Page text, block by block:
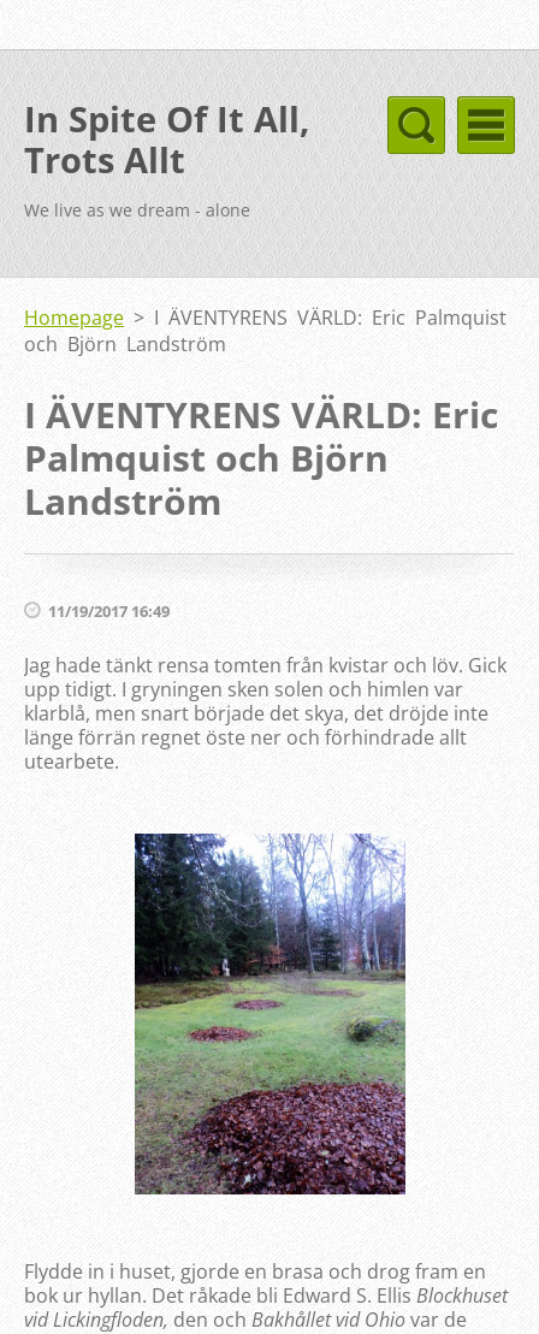
In Spite Of It All,
Trots Allt
We live as we dream - alone
Homepage > I ÄVENTYRENS VÄRLD: Eric Palmquist
och Björn Landström
I ÄVENTYRENS VÄRLD: Eric
Palmquist och Björn
Landström
11/19/2017 16:49
Jag hade tänkt rensa tomten från kvistar och löv. Gick
upp tidigt. I gryningen sken solen och himlen var
klarblå, men snart började det skya, det dröjde inte
länge förrän regnet öste ner och förhindrade allt
utearbete.
Flydde in i huset, gjorde en brasa och drog fram en
bok ur hyllan. Det råkade bli Edward S. Ellis Blockhuset
vid Lickingfloden, den och Bakhållet vid Ohiovar de